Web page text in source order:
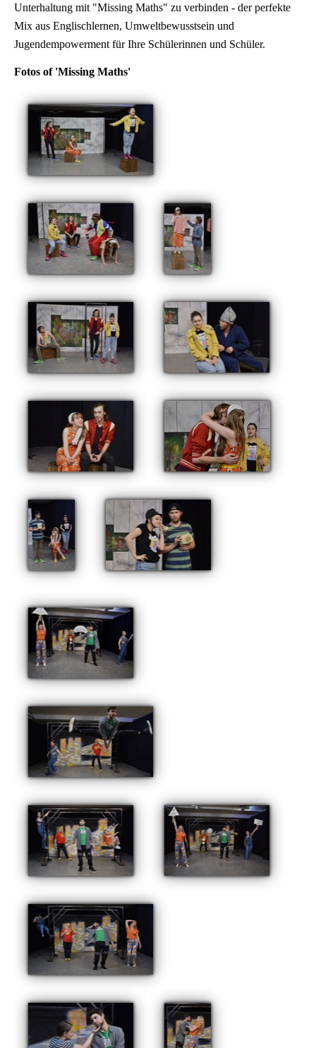
Unterhaltung mit "Missing Maths" zu verbinden - der perfekte
Mix aus Englischlernen, Umweltbewusstsein und
Jugendempowerment für Ihre Schülerinnen und Schüler.
Fotos of 'Missing Maths'